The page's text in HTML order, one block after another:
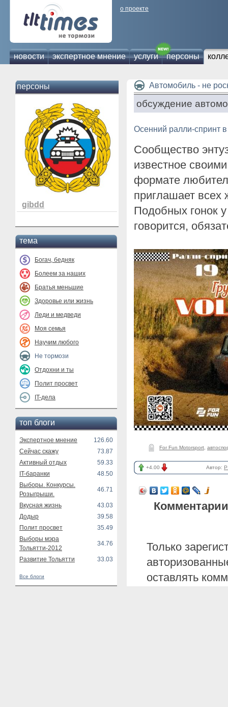
о проекте
новости экспертное мнение услуги персоны
персоны
gibdd
тема
Богач, бедняк
Болеем за наших
Братья меньшие
Здоровье или жизнь
Леди и медведи
Моя семья
Научим любого
Не тормози
Отдохни и ты
Полит просвет
IT-дела
топ блоги
Экспертное мнение
126.60
Сейчас скажу
73.87
Активный отдых
59.33
IT-баранки
48.50
Выборы. Конкурсы.
Розыгрыши.
46.71
Вкусная жизнь
43.03
Додыр
39.58
Полит просвет
35.49
Выборы мэра
Тольятти-2012
34.76
Развитие Тольятти 33.03
Все блоги
Автомобиль - не
обсуждение
Осенний ралли-спринт в
Сообщество
известное
формате
приглашает
Подобных гонок
говорится,
For Fun Motorsport
+4.00 Автор:
Только
оставлять